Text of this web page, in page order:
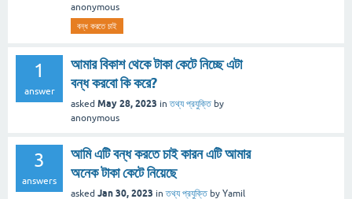
anonymous
বন্ধ করতে চাই
1
answer
আমার বিকাশ থেকে টাকা কেটে নিচ্ছে এটা
বন্ধ করবো কি করে?
asked May 28, 2023 inতথ্য প্রযুক্তি by
anonymous
3
answers
আমি এটি বন্ধ করতে চাই কারন এটি আমার
অনেক টাকা কেটে নিয়েছে
asked Jan 30, 2023 inতথ্য প্রযুক্তি by Yamil